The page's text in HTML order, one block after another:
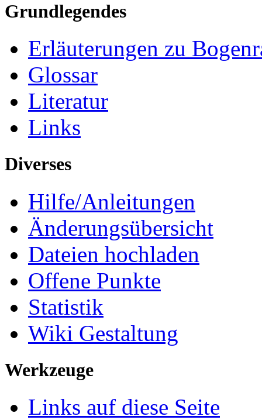
Grundlegendes
Erläuterungen zu
Glossar
Literatur
Links
Diverses
Hilfe/Anleitungen
Änderungsübersicht
Dateien hochladen
Offene Punkte
Statistik
Wiki Gestaltung
Werkzeuge
Links auf diese Seite